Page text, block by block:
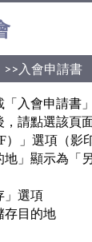
>>入會申請書
「入會申請書
，請點選該頁
）」選項（影
地」顯示為「
」選項
存目的地